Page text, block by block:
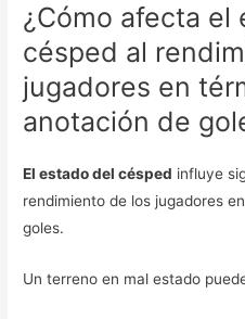
¿Cómo afecta el
césped al
jugadores en
anotación de
El estado del césped influye
rendimiento de los jugadores
goles.
Un terreno en mal estado